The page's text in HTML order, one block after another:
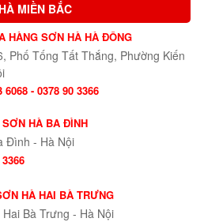
MIỀN BẮC
HÀNG SƠN HÀ HÀ ĐÔNG
Phố Tống Tất Thắng, Phường Kiến
6068 - 0378 90 3366
HÀ BA ĐÌNH
Đình - Hà Nội
HÀ HAI BÀ TRƯNG
Bà Trưng - Hà Nội